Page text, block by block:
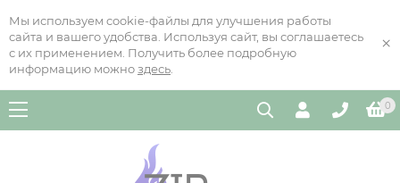
Мы используем cookie-файлы для улучшения работы
сайта и вашего удобства. Используя сайт, вы соглашаетесь
с их применением. Получить более подробную
информацию можно здесь
×
0